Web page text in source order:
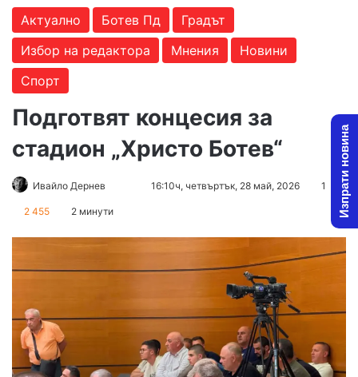
Актуално Ботев Пд
Градът
Избор на редактора
Мнения
Новини
Спорт
Подготвят концесия за
стадион „Христо Ботев“
Ивайло Дернев
Send16:10ч, четвъртък, 28 май, 2026 1
2 455 2 минути Изпрати новина